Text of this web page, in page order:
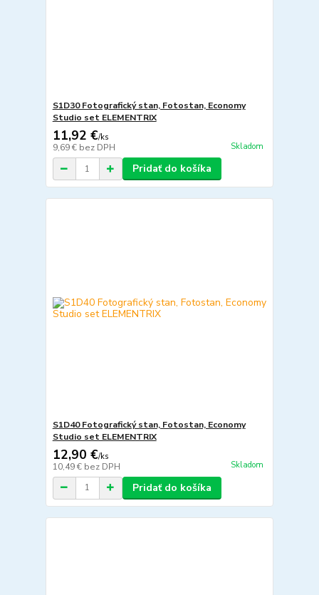
S1D30 Fotografický stan, Fotostan, Economy
Studio set ELEMENTRIX
11,92 €/ks
9,69 € bez DPH Skladom
Pridať do košíka
S1D40 Fotografický stan, Fotostan, Economy
Studio set ELEMENTRIX
12,90 €/ks
10,49 € bez DPH Skladom
Pridať do košíka